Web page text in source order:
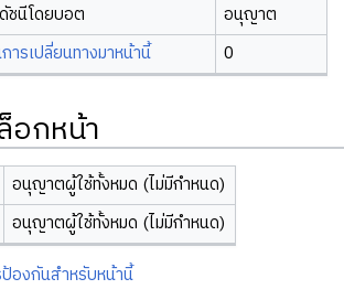
ชนีโดยบอต
อนุญาต
ารเปลี่ยนทางมาหน้านี้
0
อกหน้า
อนุญาตผู้ใช้ทั้งหมด (ไม่มีกำหนด)
อนุญาตผู้ใช้ทั้งหมด (ไม่มีกำหนด)
องกันสำหรับหน้านี้